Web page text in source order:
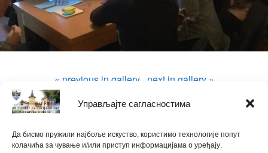
Управљајте сагласностима
Да бисмо пружили најбоље искуство, користимо технологије попут
колачића за чување и/или приступ информацијама о уређају.
« previous in gallery next in gallery »
ћирилица|latinica
WPtouch Mobile Suite for WordPress